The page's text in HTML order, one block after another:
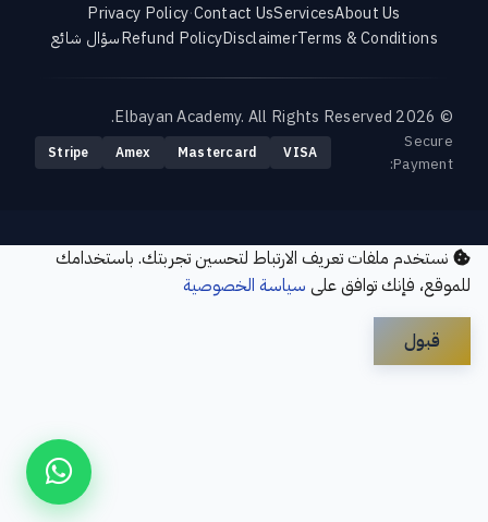
About Us
Services
Contact Us
·
Privacy Policy
Terms & Conditions
Disclaimer
Refund Policyسؤال شائع
© 2026 Elbayan Academy. All Rights Reserved.
Secure
Payment:
VISA
Mastercard
Amex
Stripe
نستخدم ملفات تعريف الارتباط لتحسين تجربتك. باستخدامك
للموقع، فإنك توافق على سياسة الخصوصية
قبول